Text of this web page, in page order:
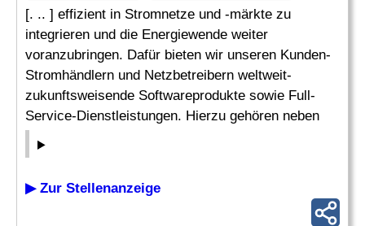
[. .. ] effizient in Stromnetze und -märkte zu
integrieren und die Energiewende weiter
voranzubringen. Dafür bieten wir unseren Kunden-
Stromhändlern und Netzbetreibern weltweit-
zukunftsweisende Softwareprodukte sowie Full-
Service-Dienstleistungen. Hierzu gehören neben
▶ Zur Stellenanzeige